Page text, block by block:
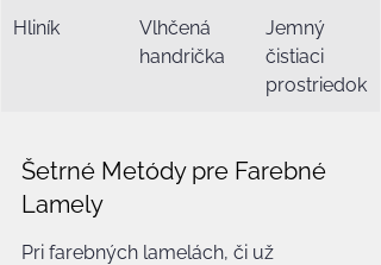
Hliník
Vlhčená
handrička
Jemný
čistiaci
prostriedok
Šetrné Metódy pre Farebné
Lamely
Pri farebných lamelách, či už